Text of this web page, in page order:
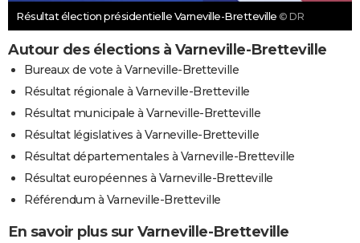
Résultat élection présidentielle Varneville-Bretteville © DR
Autour des élections à Varneville-Bretteville
Bureaux de vote à Varneville-Bretteville
Résultat régionale à Varneville-Bretteville
Résultat municipale à Varneville-Bretteville
Résultat législatives à Varneville-Bretteville
Résultat départementales à Varneville-Bretteville
Résultat européennes à Varneville-Bretteville
Référendum à Varneville-Bretteville
En savoir plus sur Varneville-Bretteville